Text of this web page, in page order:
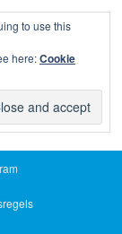
to use this
here:Cookie